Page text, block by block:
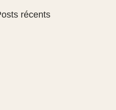
récents